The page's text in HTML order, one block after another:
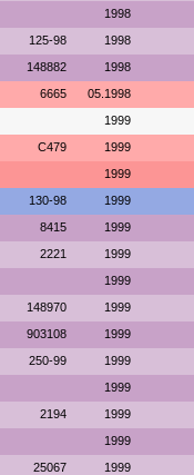
1998
125-98 1998
148882 1998
6665 05.1998
1999
C479 1999
1999
130-98 1999
8415 1999
2221 1999
1999
148970 1999
903108 1999
250-99 1999
1999
2194 1999
1999
25067 1999